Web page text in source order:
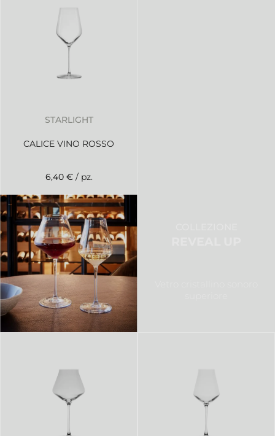
STARLIGHT
CALICE VINO ROSSO
6,40 € / pz.